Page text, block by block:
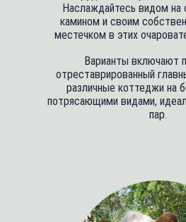
Наслаждайтесь видом
камином и своим
местечком в этих
Варианты включают
отреставрированный
различные коттеджи на
потрясающими видами,
пар.